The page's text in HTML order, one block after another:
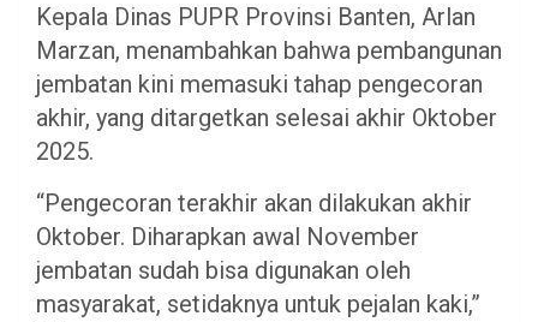
Kepala Dinas PUPR Provinsi Banten, Arlan
Marzan, menambahkan bahwa pembangunan
jembatan kini memasuki tahap pengecoran
akhir, yang ditargetkan selesai akhir Oktober
2025.
“Pengecoran terakhir akan dilakukan akhir
Oktober. Diharapkan awal November
jembatan sudah bisa digunakan oleh
masyarakat, setidaknya untuk pejalan kaki,”